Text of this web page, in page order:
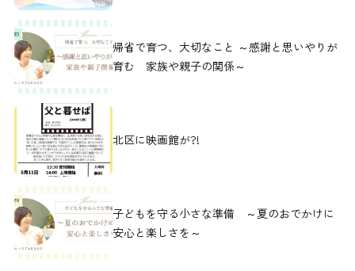
帰省で育つ、大切なこと ～感謝と思いやりが
育む 家族や親子の関係～
北区に映画館が?!
子どもを守る小さな準備 ～夏のおでかけに
安心と楽しさを～